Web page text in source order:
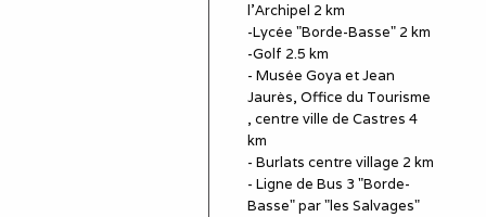
l'Archipel 2 km
-Lycée "Borde-Basse" 2 km
-Golf 2.5 km
- Musée Goya et Jean
Jaurès, Office du Tourisme
, centre ville de Castres 4
km
- Burlats centre village 2 km
- Ligne de Bus 3 "Borde-
Basse" par "les Salvages"